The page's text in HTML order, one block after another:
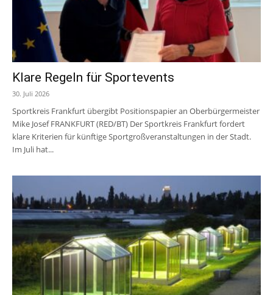
Klare Regeln für Sportevents
30. Juli 2026
Sportkreis Frankfurt übergibt Positionspapier an Oberbürgermeister
Mike Josef FRANKFURT (RED/BT) Der Sportkreis Frankfurt fordert
klare Kriterien für künftige Sportgroßveranstaltungen in der Stadt.
Im Juli hat...